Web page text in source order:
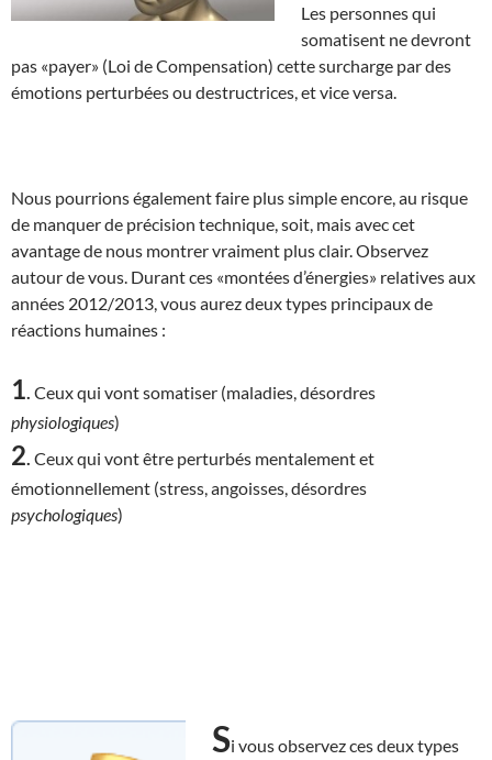
Les personnes qui
somatisent ne devront
pas «payer» (Loi de Compensation) cette surcharge par des
émotions perturbées ou destructrices, et vice versa.
Nous pourrions également faire plus simple encore, au risque
de manquer de précision technique, soit, mais avec cet
avantage de nous montrer vraiment plus clair. Observez
autour de vous. Durant ces «montées d’énergies» relatives aux
années 2012/2013, vous aurez deux types principaux de
réactions humaines :
1 Ceux qui vont somatiser (maladies, désordres
physiologiques)
2 Ceux qui vont être perturbés mentalement et
émotionnellement (stress, angoisses, désordres
psychologiques)
Si vous observez ces deux types